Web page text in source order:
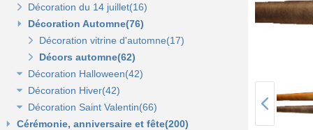
Pelouses mousses et végétaux(18)
Décor naturel et floral de Pâques(41)
Décoration de table de Pâques(15)
Décors Fête des mères et pères(63)
Décoration vitrine d'été(23)
Décors mer et plage(26)
Lanterne, lampion, déco de table et terrasse(37)
Eclairage électrique d'été(9)
Décoration du 14 juillet(16)
Décoration Automne(76)
Décoration vitrine d'automne(17)
Décors automne(62)
Décoration Halloween(42)
Décor vitrine d'halloween(8)
Décor halloween(36)
Décoration Hiver(42)
Décoration vitrine d'hiver(7)
Décors d'hiver(35)
Décoration Saint Valentin(66)
Décoration vitrine de Saint Valentin(15)
Cérémonie, anniversaire et fête(200)